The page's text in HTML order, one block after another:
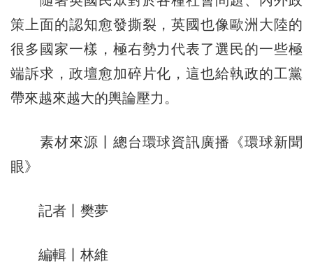
策上面的認知愈發撕裂，英國也像歐洲大陸的
很多國家一樣，極右勢力代表了選民的一些極
端訴求，政壇愈加碎片化，這也給執政的工黨
帶來越來越大的輿論壓力。
素材來源丨總台環球資訊廣播《環球新聞
眼》
記者丨樊夢
編輯丨林維